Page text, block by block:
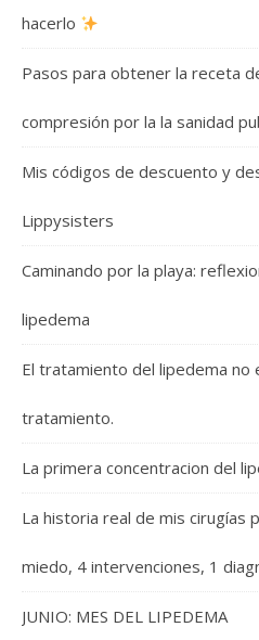
hacerlo
Pasos para obtener la receta
compresión por la la sanidad
Mis códigos de descuento y
Lippysisters
Caminando por la playa:
lipedema
El tratamiento del lipedema no
tratamiento.
La primera concentracion del
La historia real de mis cirugías
miedo, 4 intervenciones, 1
JUNIO: MES DEL LIPEDEMA